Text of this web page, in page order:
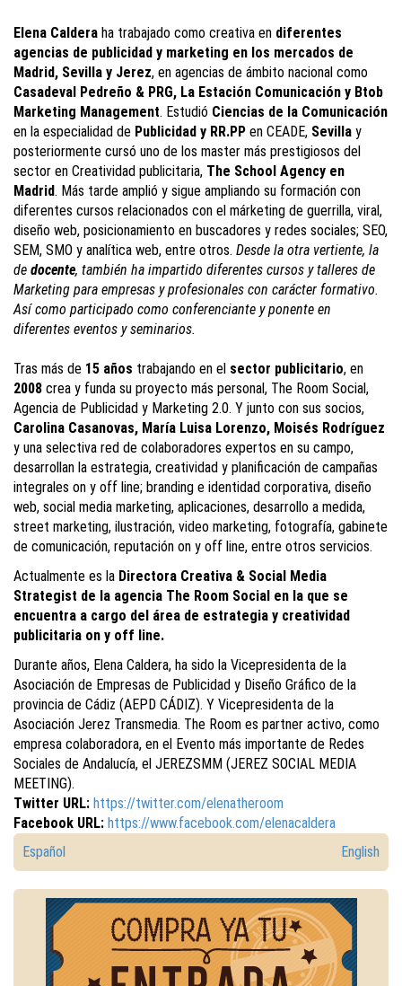
Elena Caldera ha trabajado como creativa en diferentes
agencias de publicidad y marketing en los mercados de
Madrid, Sevilla y Jerez, en agencias de ámbito nacional como
Casadeval Pedreño & PRG, La Estación Comunicación y Btob
Marketing Management. Estudió Ciencias de la Comunicación
en la especialidad de Publicidad y RR.PP en CEADE, Sevilla y
posteriormente cursó uno de los master más prestigiosos del
sector en Creatividad publicitaria, The School Agency en
Madrid. Más tarde amplió y sigue ampliando su formación con
diferentes cursos relacionados con el márketing de guerrilla, viral,
diseño web, posicionamiento en buscadores y redes sociales; SEO,
SEM, SMO y analítica web, entre otros. Desde la otra vertiente, la
de docente, también ha impartido diferentes cursos y talleres de
Marketing para empresas y profesionales con carácter formativo.
Así como participado como conferenciante y ponente en
diferentes eventos y seminarios.
Tras más de 15 años trabajando en el sector publicitario, en
2008 crea y funda su proyecto más personal, The Room Social,
Agencia de Publicidad y Marketing 2.0. Y junto con sus socios,
Carolina Casanovas, María Luisa Lorenzo, Moisés Rodríguez
y una selectiva red de colaboradores expertos en su campo,
desarrollan la estrategia, creatividad y planificación de campañas
integrales on y off line; branding e identidad corporativa, diseño
web, social media marketing, aplicaciones, desarrollo a medida,
street marketing, ilustración, video marketing, fotografía, gabinete
de comunicación, reputación on y off line, entre otros servicios.
Actualmente es la Directora Creativa & Social Media
Strategist de la agencia The Room Social en la que se
encuentra a cargo del área de estrategia y creatividad
publicitaria on y off line.
Durante años, Elena Caldera, ha sido la Vicepresidenta de la
Asociación de Empresas de Publicidad y Diseño Gráfico de la
provincia de Cádiz (AEPD CÁDIZ). Y Vicepresidenta de la
Asociación Jerez Transmedia. The Room es partner activo, como
empresa colaboradora, en el Evento más importante de Redes
Sociales de Andalucía, el JEREZSMM (JEREZ SOCIAL MEDIA
MEETING).
Twitter URL: https://twitter.com/elenatheroom
Facebook URL: https://www.facebook.com/elenacaldera
English
Español